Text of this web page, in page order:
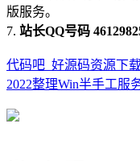
版服务。
7. 站长QQ号码
代码吧_好源码资源下
2022整理Win半手工服